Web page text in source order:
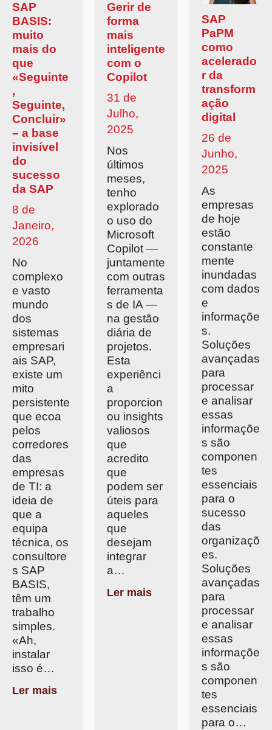
SAP
BASIS:
muito
mais do
que
«Seguinte
,
Seguinte,
Concluir»
– a base
invisível
do
sucesso
da SAP
8 de
Janeiro,
2026
No
complexo
e vasto
mundo
dos
sistemas
empresari
ais SAP,
existe um
mito
persistente
que ecoa
pelos
corredores
das
empresas
de TI: a
ideia de
que a
equipa
técnica, os
consultore
s SAP
BASIS,
têm um
trabalho
simples.
«Ah,
instalar
isso é…
Ler mais
Gerir de
forma
mais
inteligente
com o
Copilot
31 de
Julho,
2025
Nos
últimos
meses,
tenho
explorado
o uso do
Microsoft
Copilot —
juntamente
com outras
ferramenta
s de IA —
na gestão
diária de
projetos.
Esta
experiênci
a
proporcion
ou insights
valiosos
que
acredito
que
podem ser
úteis para
aqueles
que
desejam
integrar
a…
Ler mais
SAP
PaPM
como
acelerado
r da
transform
ação
digital
26 de
Junho,
2025
As
empresas
de hoje
estão
constante
mente
inundadas
com dados
e
informaçõe
s.
Soluções
avançadas
para
processar
e analisar
essas
informaçõe
s são
componen
tes
essenciais
para o
sucesso
das
organizaçõ
es.
Soluções
avançadas
para
processar
e analisar
essas
informaçõe
s são
componen
tes
essenciais
para o…